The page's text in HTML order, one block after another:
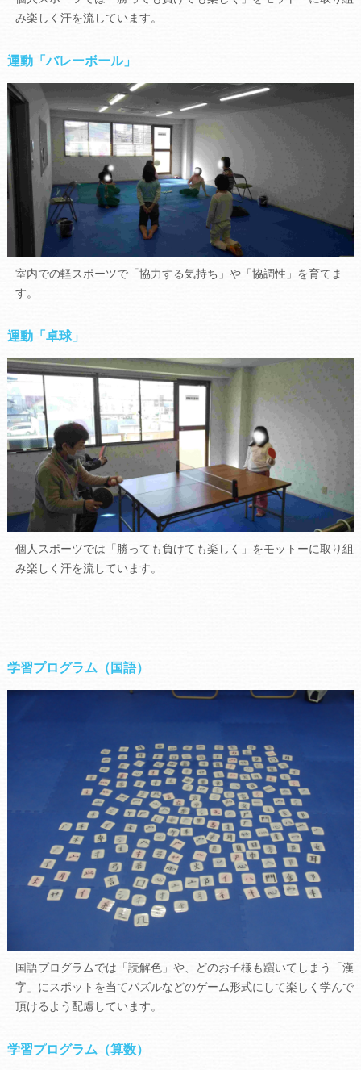
み楽しく汗を流しています。
運動「バレーボール」
室内での軽スポーツで「協力する気持ち」や「協調性」を育てま
す。
運動「卓球」
個人スポーツでは「勝っても負けても楽しく」をモットーに取り組
み楽しく汗を流しています。
学習プログラム（国語）
国語プログラムでは「読解色」や、どのお子様も躓いてしまう「漢
字」にスポットを当てパズルなどのゲーム形式にして楽しく学んで
頂けるよう配慮しています。
学習プログラム（算数）